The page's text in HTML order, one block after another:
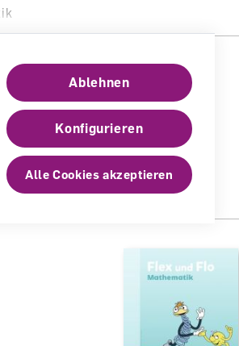
Ablehnen
Konfigurieren
Alle Cookies akzeptieren